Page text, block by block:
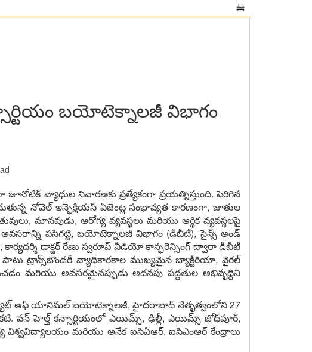
బయోటెక్నాలజీ విభాగం
వ్యాధుల నివారణకు ప్రత్యేకంగా ప్రయత్నిస్తుంది. పెరిగిన
నోవెల్ ఇన్ఫెక్షియస్ ఏజెంట్ల సంభావ్యత కారణంగా, జాతుల
మానవుడు, ఆరోగ్య వ్యవస్థలు మరియు ఆర్థిక వ్యవస్థలపై
పసిగట్టి, బయోటెక్నాలజీ విభాగం (డీబీటీ), సైన్స్ అండ్
డాక్టర్ రేణు స్వరూప్ వీడియో కాన్ఫరెన్సింగ్ ద్వారా డీబీటీ
ట్రాన్స్‌బౌండరీ వ్యాధికారకాల ముఖ్యమైన బ్యాక్టీరియా, వైరల్
మరియు అవసరమైనప్పుడు అదనపు పద్దతుల అభివృద్ధిని
ఆఫ్ యానిమల్ బయోటెక్నాలజీ, హైదరాబాద్ నేతృత్వంలోని 27
వన్ హెల్త్ కన్సార్టియంలో ఎయిమ్స్, ఢిల్లీ, ఎయిమ్స్ జోధ్‌పూర్,
మరియు అనేక ఐసిఏఆర్, ఐసిఎంఆర్ కేంద్రాలు